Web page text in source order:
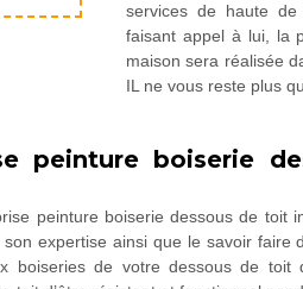
services de haute
faisant appel à lui, la
maison sera réalisée
IL ne vous reste plus
peinture boiserie
peinture boiserie dessous de toit
expertise ainsi que le savoir faire
boiseries de votre dessous de toit